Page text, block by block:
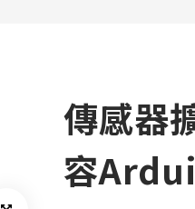
傳感器
容